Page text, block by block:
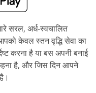
सरल, अर्ध-स्वचालित
केवल स्तन वृद्धि सेवा का
करना है या बस अपनी बनाई
है, और जिस दिन आपने